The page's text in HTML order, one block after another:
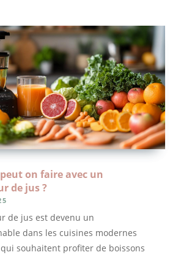
on faire avec un
de jus ?
de jus est devenu un
dans les cuisines modernes
souhaitent profiter de boissons